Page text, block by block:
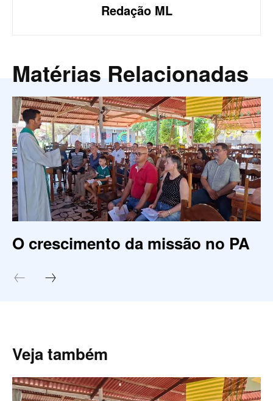
Redação ML
Matérias Relacionadas
O crescimento da missão no PA
Veja também